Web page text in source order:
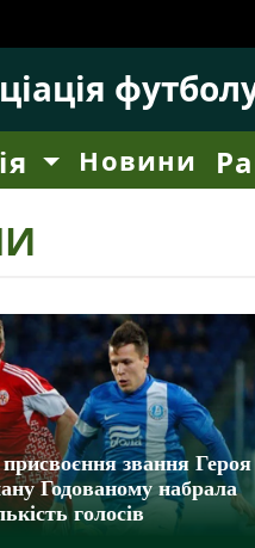
Новини
звання Героя
Годованому набрала
голосів